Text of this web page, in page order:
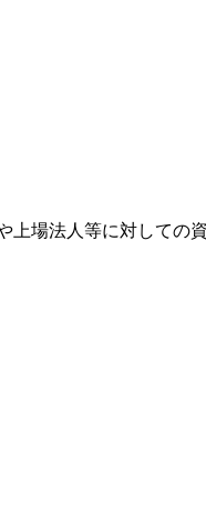
場法人等に対しての